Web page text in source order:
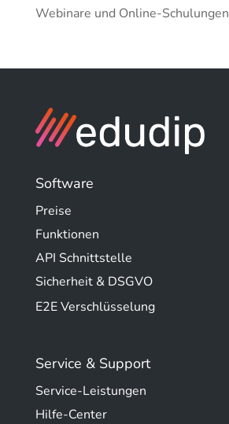
Webinare und Online-Schulungen
Software
Preise
Funktionen
API Schnittstelle
Sicherheit & DSGVO
E2E Verschlüsselung
Service & Support
Service-Leistungen
Hilfe-Center